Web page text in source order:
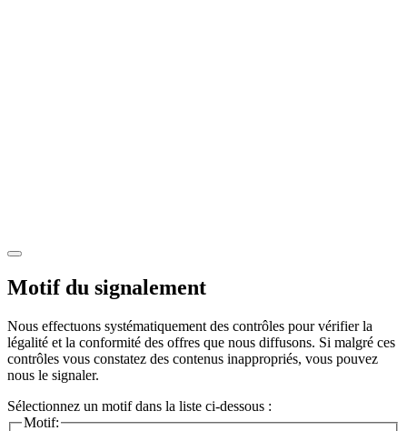
Motif du signalement
Nous effectuons systématiquement des contrôles pour vérifier la
légalité et la conformité des offres que nous diffusons. Si malgré ces
contrôles vous constatez des contenus inappropriés, vous pouvez
nous le signaler.
Sélectionnez un motif dans la liste ci-dessous :
Motif: